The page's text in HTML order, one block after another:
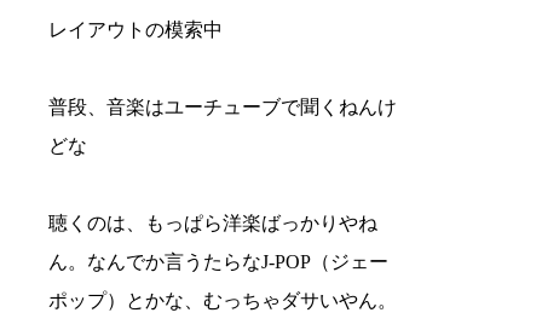
レイアウトの模索中
普段、音楽はユーチューブで聞くねんけ
どな
聴くのは、もっぱら洋楽ばっかりやね
ん。なんでか言うたらなJ-POP（ジェー
ポップ）とかな、むっちゃダサいやん。